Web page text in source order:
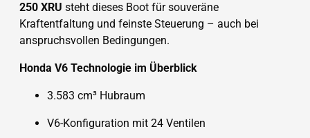
250 XRU steht dieses Boot für souveräne
Kraftentfaltung und feinste Steuerung – auch bei
anspruchsvollen Bedingungen.
Honda V6 Technologie im Überblick
3.583 cm³ Hubraum
V6-Konfiguration mit 24 Ventilen